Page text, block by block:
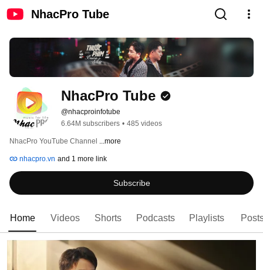
NhacPro Tube
NhacPro Tube
@nhacproinfotube
6.64M subscribers • 485 videos
NhacPro YouTube Channel ...more
nhacpro.vn and 1 more link
Subscribe
Home Videos Shorts Podcasts Playlists